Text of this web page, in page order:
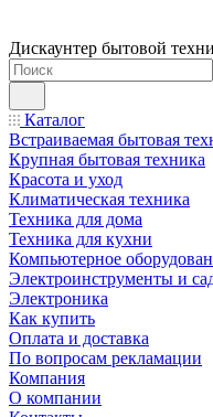
Дискаунтер бытовой
Каталог
Встраиваемая бытовая
Крупная бытовая техника
Красота и уход
Климатическая техника
Техника для дома
Техника для кухни
Компьютерное
Электроинструменты и
Электроника
Как купить
Оплата и доставка
По вопросам рекламации
Компания
О компании